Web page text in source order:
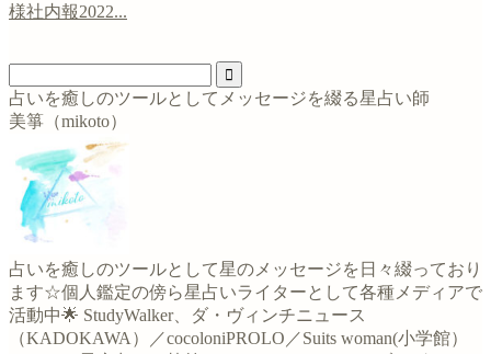
様社内報2022...
占いを癒しのツールとしてメッセージを綴る星占い師
美箏（mikoto）
占いを癒しのツールとして星のメッセージを日々綴っており
ます☆個人鑑定の傍ら星占いライターとして各種メディアで
活動中🌟 StudyWalker、ダ・ヴィンチニュース
（KADOKAWA）／cocoloniPROLO／Suits woman(小学館）